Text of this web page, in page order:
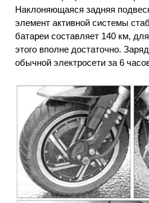
Наклоняющаяся задняя
элемент активной системы
батареи составляет 140 км,
этого вполне достаточно.
обычной электросети за 6